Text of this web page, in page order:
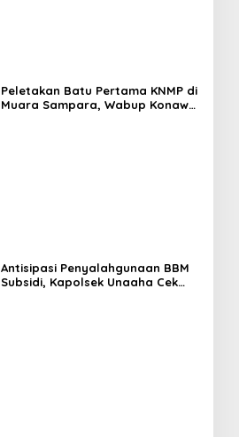
Peletakan Batu Pertama KNMP di
Muara Sampara, Wabup Konawe
Antisipasi Penyalahgunaan BBM
Subsidi, Kapolsek Unaaha Cek